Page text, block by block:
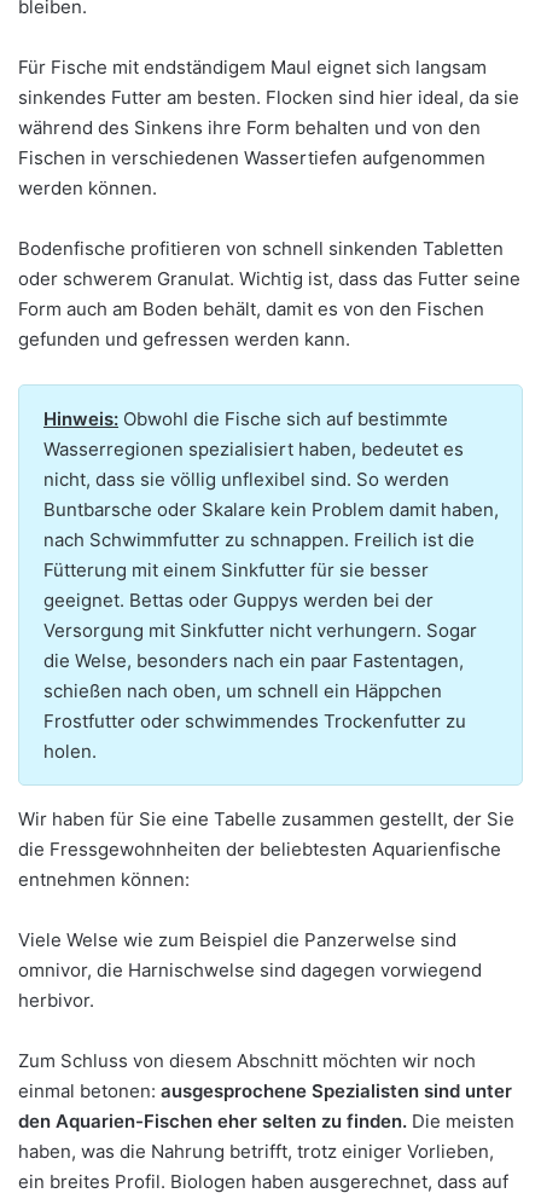
bleiben.
Für Fische mit endständigem Maul eignet sich langsam
sinkendes Futter am besten. Flocken sind hier ideal, da sie
während des Sinkens ihre Form behalten und von den
Fischen in verschiedenen Wassertiefen aufgenommen
werden können.
Bodenfische profitieren von schnell sinkenden Tabletten
oder schwerem Granulat. Wichtig ist, dass das Futter seine
Form auch am Boden behält, damit es von den Fischen
gefunden und gefressen werden kann.
Hinweis: Obwohl die Fische sich auf bestimmte
Wasserregionen spezialisiert haben, bedeutet es
nicht, dass sie völlig unflexibel sind. So werden
Buntbarsche oder Skalare kein Problem damit haben,
nach Schwimmfutter zu schnappen. Freilich ist die
Fütterung mit einem Sinkfutter für sie besser
geeignet. Bettas oder Guppys werden bei der
Versorgung mit Sinkfutter nicht verhungern. Sogar
die Welse, besonders nach ein paar Fastentagen,
schießen nach oben, um schnell ein Häppchen
Frostfutter oder schwimmendes Trockenfutter zu
holen.
Wir haben für Sie eine Tabelle zusammen gestellt, der Sie
die Fressgewohnheiten der beliebtesten Aquarienfische
entnehmen können:
Viele Welse wie zum Beispiel die Panzerwelse sind
omnivor, die Harnischwelse sind dagegen vorwiegend
herbivor.
Zum Schluss von diesem Abschnitt möchten wir noch
einmal betonen: ausgesprochene Spezialisten sind unter
den Aquarien-Fischen eher selten zu finden. Die meisten
haben, was die Nahrung betrifft, trotz einiger Vorlieben,
ein breites Profil. Biologen haben ausgerechnet, dass auf